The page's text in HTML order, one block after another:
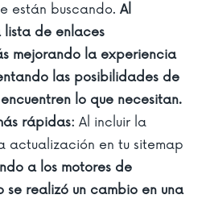
están buscando. Al
de enlaces
mejorando la experiencia
las posibilidades de
lo que necesitan.
rápidas: Al incluir la
actualización en tu sitemap
a los motores de
se realizó un cambio en una